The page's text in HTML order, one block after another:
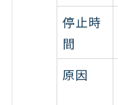
停止時
間
原因